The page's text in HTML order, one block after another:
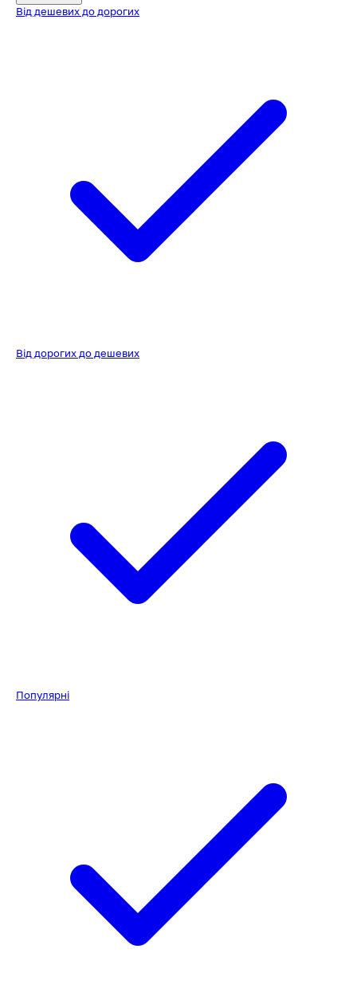
Від дешевих до дорогих
Від дорогих до дешевих
Популярні